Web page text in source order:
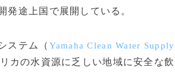
発途上国で展開している。
ステム（ Yamaha Clean Water Supply
カの水資源に乏しい地域に安全な飲